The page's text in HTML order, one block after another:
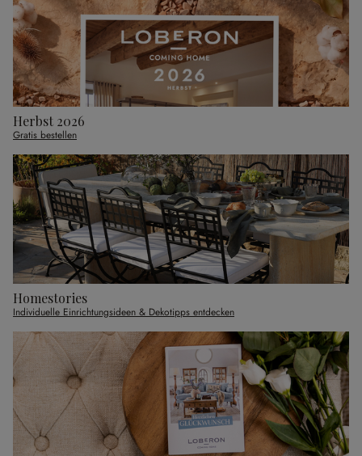
Herbst 2026
Gratis bestellen
Homestories
Individuelle Einrichtungsideen & Dekotipps entdecken